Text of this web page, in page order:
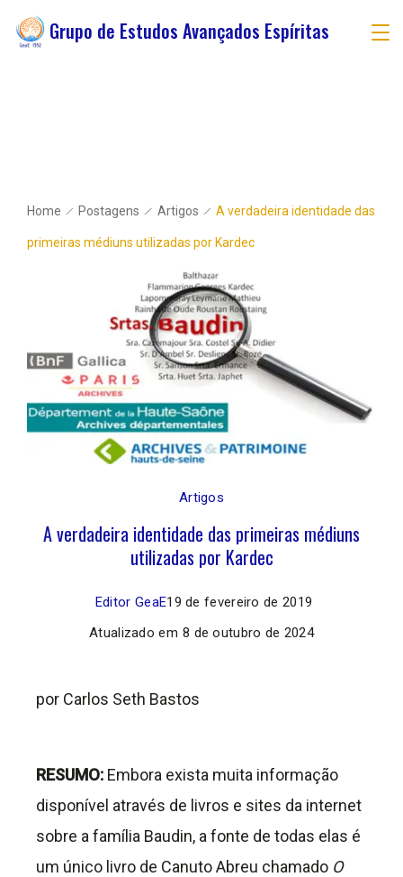
Grupo de Estudos Avançados Espíritas
Home Postagens Artigos A verdadeira identidade das
primeiras médiuns utilizadas por Kardec
Artigos
A verdadeira identidade das primeiras médiuns
utilizadas por Kardec
Editor GeaE19 de fevereiro de 2019
Atualizado em 8 de outubro de 2024
por Carlos Seth Bastos
RESUMO: Embora exista muita informação
disponível através de livros e sites da internet
sobre a família Baudin, a fonte de todas elas é
um único livro de Canuto Abreu chamado O